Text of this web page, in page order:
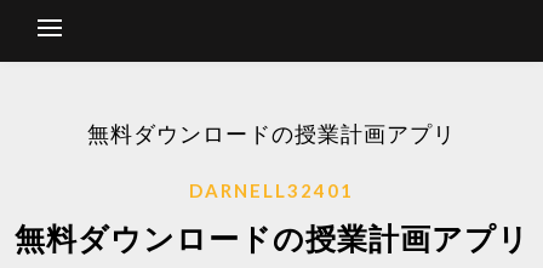
無料ダウンロードの授業計画アプリ
DARNELL32401
無料ダウンロードの授業計画アプリ